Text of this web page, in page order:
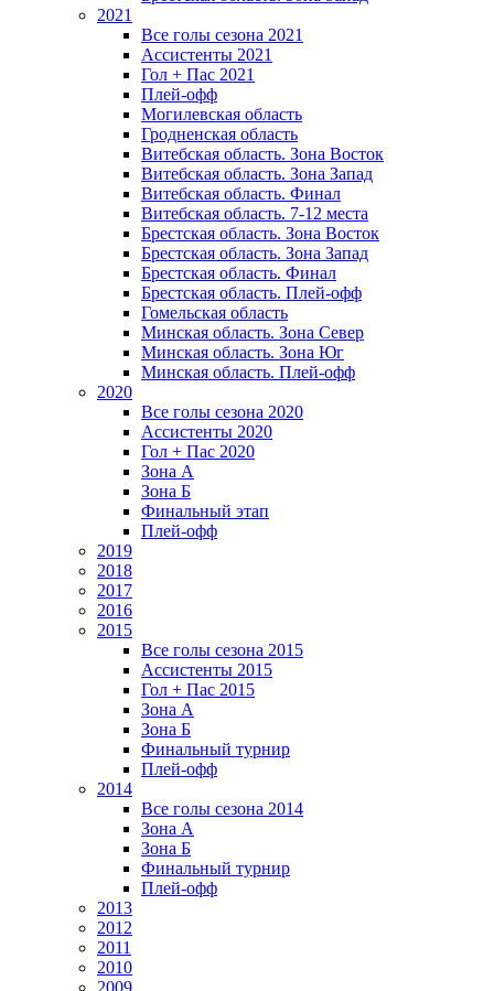
2021
Все голы сезона 2021
Ассистенты 2021
Гол + Пас 2021
Плей-офф
Могилевская область
Гродненская область
Витебская область. Зона Восток
Витебская область. Зона Запад
Витебская область. Финал
Витебская область. 7-12 места
Брестская область. Зона Восток
Брестская область. Зона Запад
Брестская область. Финал
Брестская область. Плей-офф
Гомельская область
Минская область. Зона Север
Минская область. Зона Юг
Минская область. Плей-офф
2020
Все голы сезона 2020
Ассистенты 2020
Гол + Пас 2020
Зона А
Зона Б
Финальный этап
Плей-офф
2019
2018
2017
2016
2015
Все голы сезона 2015
Ассистенты 2015
Гол + Пас 2015
Зона А
Зона Б
Финальный турнир
Плей-офф
2014
Все голы сезона 2014
Зона А
Зона Б
Финальный турнир
Плей-офф
2013
2012
2011
2010
2009